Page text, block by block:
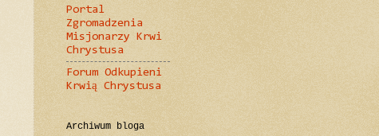
Portal
Zgromadzenia
Misjonarzy Krwi
Chrystusa
Forum Odkupieni
Krwią Chrystusa
Archiwum bloga